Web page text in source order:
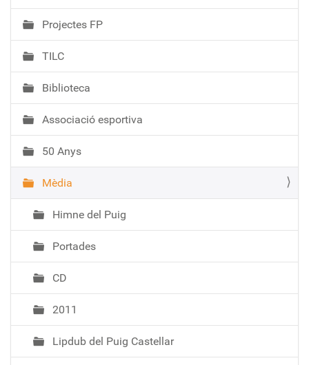
Projectes FP
TILC
Biblioteca
Associació esportiva
50 Anys
Mèdia
Himne del Puig
Portades
CD
2011
Lipdub del Puig Castellar